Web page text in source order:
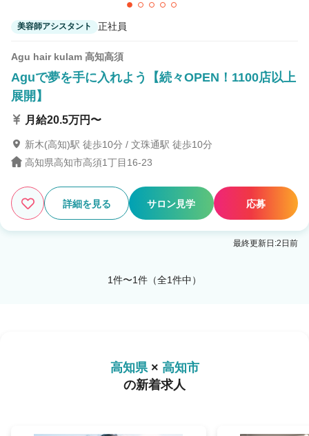
詳細条件
完全週休二日制
この条件の求人数
検索する
美容師アシスタント 正社員
Agu hair kulam 高知高須
Aguで夢を手に入れよう【続々OPEN！1100店以上
展開】
月給20.5万円〜
新木(高知)駅 徒歩10分 / 文珠通駅 徒歩10分
高知県高知市高須1丁目16-23
詳細を見る サロン見学 応募
最終更新日:2日前
1件〜1件（全1件中）
高知県× 高知市
の新着求人